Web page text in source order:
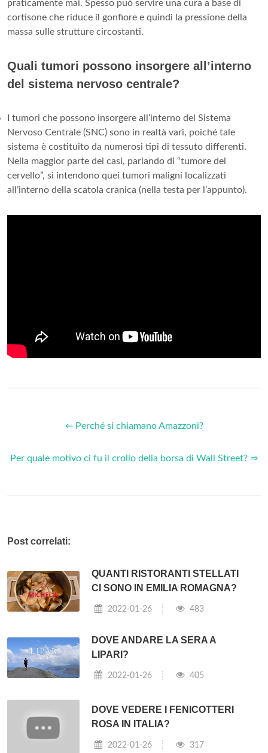
praticamente mai. Spesso può servire una cura a base di
cortisone che riduce il gonfiore e quindi la pressione della
massa sulle strutture circostanti.
Quali tumori possono insorgere all’interno
del sistema nervoso centrale?
I tumori che possono insorgere all’interno del Sistema
Nervoso Centrale (SNC) sono in realtà vari, poiché tale
sistema è costituito da numerosi tipi di tessuto differenti.
Nella maggior parte dei casi, parlando di “tumore del
cervello”, si intendono quei tumori maligni localizzati
all’interno della scatola cranica (nella testa per l’appunto).
⇐ Perché si chiamano Amazzoni?
Per quale motivo ci fu il crollo della borsa di Wall Street? ⇒
Post correlati:
QUANTI RISTORANTI STELLATI
CI SONO IN EMILIA ROMAGNA?
2022-01-26 483
DOVE ANDARE LA SERA A
LIPARI?
2022-01-26 405
DOVE VEDERE I FENICOTTERI
ROSA IN ITALIA?
2022-01-26 317